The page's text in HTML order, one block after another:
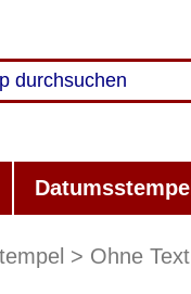
Datumsstempel
Ohne Text